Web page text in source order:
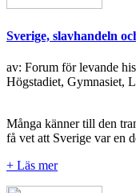
Sverige, slavhandeln
av: Forum för levande
Högstadiet, Gymnasiet,
Många känner till den
få vet att Sverige var en
+ Läs mer